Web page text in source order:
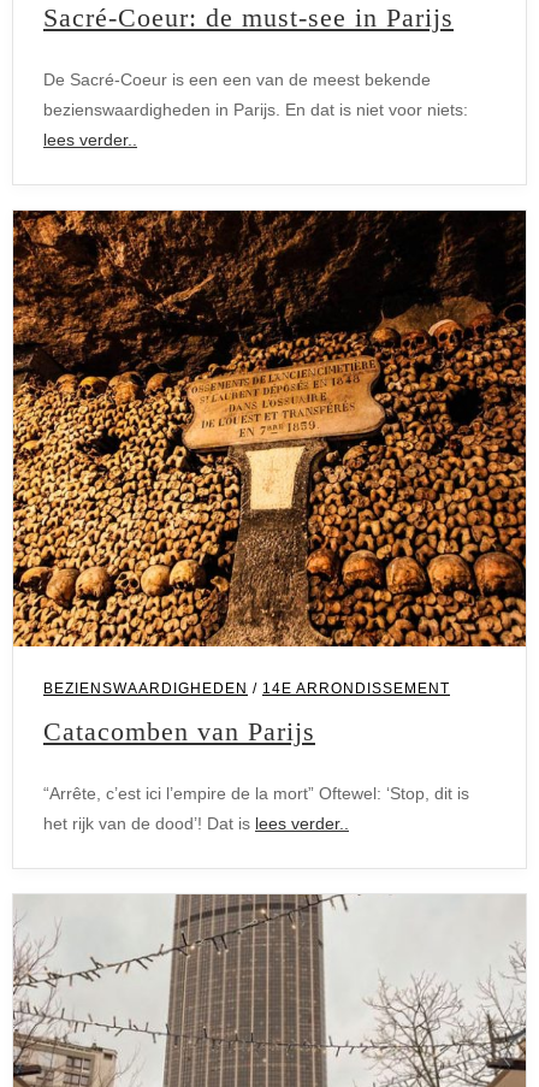
Sacré-Coeur: de must-see in Parijs
De Sacré-Coeur is een een van de meest bekende
bezienswaardigheden in Parijs. En dat is niet voor niets:
lees verder..
BEZIENSWAARDIGHEDEN / 14E ARRONDISSEMENT
Catacomben van Parijs
“Arrête, c’est ici l’empire de la mort” Oftewel: ‘Stop, dit is
het rijk van de dood’! Dat is lees verder..